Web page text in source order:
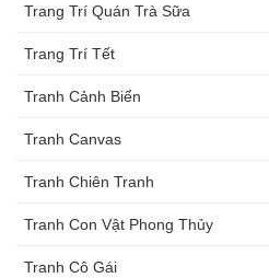
Trang Trí Quán Trà Sữa
Trang Trí Tết
Tranh Cảnh Biển
Tranh Canvas
Tranh Chiên Tranh
Tranh Con Vật Phong Thủy
Tranh Cô Gái